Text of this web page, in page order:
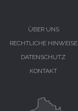
ÜBER UNS
RECHTLICHE HINWEISE
DATENSCHUTZ
KONTAKT